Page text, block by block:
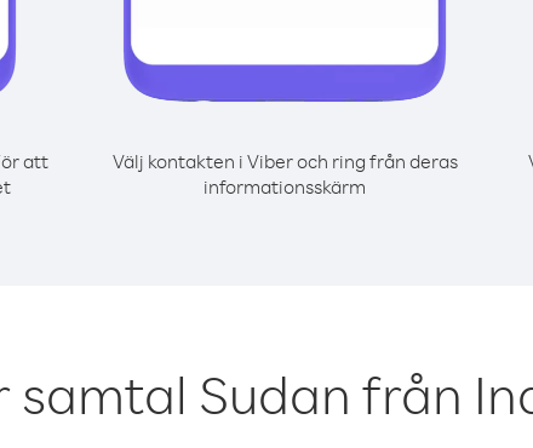
att
Välj kontakten i Viber och ring från deras
informationsskärm
samtal Sudan från